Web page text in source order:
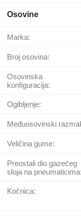
Osovine
Marka:
Broj osovina:
Osovinska
konfiguracija:
Ogibljenje:
Međuosovinski
Veličina gume:
Preostali dio gazećeg
sloja na pneumaticima:
Kočnica: